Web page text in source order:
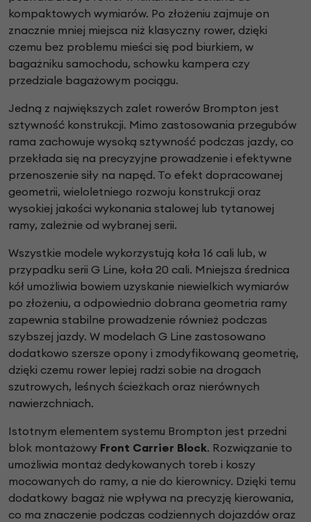
kompaktowych wymiarów. Po złożeniu zajmuje on
znacznie mniej miejsca niż klasyczny rower, dzięki
czemu bez problemu mieści się pod biurkiem, w
bagażniku samochodu, schowku kampera czy
przedziale bagażowym pociągu.
Jedną z największych zalet rowerów Brompton jest
sztywność konstrukcji. Mimo zastosowania przegubów
rama zachowuje wysoką sztywność podczas jazdy, co
przekłada się na precyzyjne prowadzenie i efektywne
przenoszenie siły na napęd. To efekt dopracowanej
geometrii, wieloletniego rozwoju konstrukcji oraz
wysokiej jakości wykonania stalowej lub tytanowej
ramy, zależnie od wybranej serii.
Wszystkie modele wykorzystują koła 16 cali lub, w
przypadku serii G Line, koła 20 cali. Mniejsza średnica
kół umożliwia bowiem uzyskanie niewielkich wymiarów
po złożeniu, a odpowiednio dobrana geometria ramy
zapewnia stabilne prowadzenie również podczas
szybszej jazdy. W modelach G Line zastosowano
dodatkowo szersze opony i zmodyfikowaną geometrię,
dzięki czemu rower lepiej radzi sobie na drogach
szutrowych, leśnych ścieżkach oraz nierównych
nawierzchniach.
Istotnym elementem systemu Brompton jest przedni
blok montażowy Front Carrier Block. Rozwiązanie to
umożliwia montaż dedykowanych toreb i koszy
mocowanych do ramy, a nie do kierownicy. Dzięki temu
dodatkowy bagaż nie wpływa na precyzję kierowania,
co ma znaczenie podczas codziennych dojazdów oraz